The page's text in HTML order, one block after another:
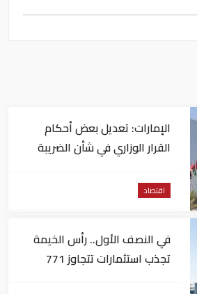
الإمارات: تعديل بعض أحكام
القرار الوزاري في شأن الضريبة
اقتصاد
في النصف الأول.. رأس الخيمة
تجذب استثمارات تتجاوز 771